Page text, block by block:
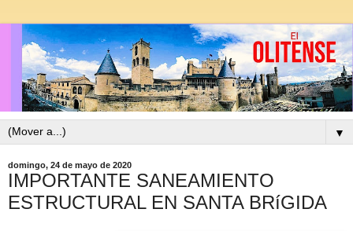
▼
domingo, 24 de mayo de 2020
IMPORTANTE SANEAMIENTO
ESTRUCTURAL EN SANTA BRíGIDA